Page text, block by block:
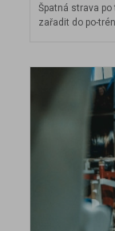
Špatná strava
zařadit do po-